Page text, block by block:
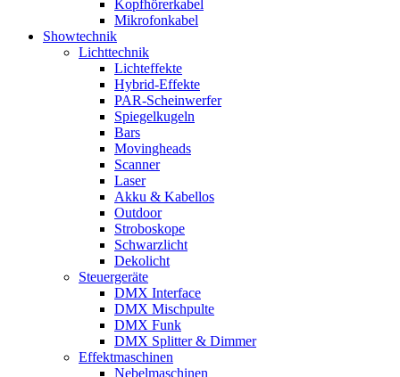
Kopfhörerkabel
Mikrofonkabel
Showtechnik
Lichttechnik
Lichteffekte
Hybrid-Effekte
PAR-Scheinwerfer
Spiegelkugeln
Bars
Movingheads
Scanner
Laser
Akku & Kabellos
Outdoor
Stroboskope
Schwarzlicht
Dekolicht
Steuergeräte
DMX Interface
DMX Mischpulte
DMX Funk
DMX Splitter & Dimmer
Effektmaschinen
Nebelmaschinen